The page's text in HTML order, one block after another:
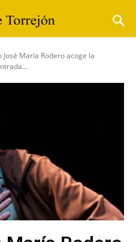
José María Rodero acoge la